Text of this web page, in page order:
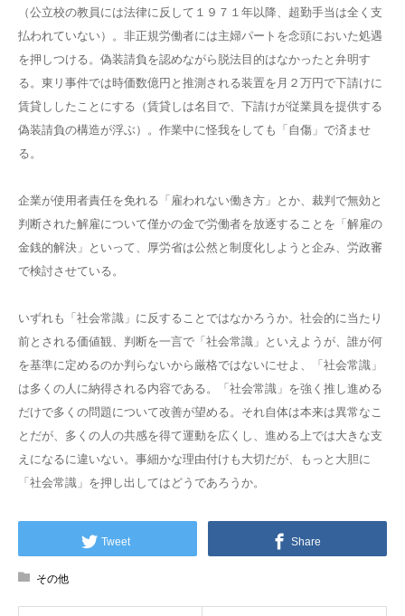
（公立校の教員には法律に反して１９７１年以降、超勤手当は全く支
払われていない）。非正規労働者には主婦パートを念頭においた処遇
を押しつける。偽装請負を認めながら脱法目的はなかったと弁明す
る。東リ事件では時価数億円と推測される装置を月２万円で下請けに
賃貸ししたことにする（賃貸しは名目で、下請けが従業員を提供する
偽装請負の構造が浮ぶ）。作業中に怪我をしても「自傷」で済ませ
る。
企業が使用者責任を免れる「雇われない働き方」とか、裁判で無効と
判断された解雇について僅かの金で労働者を放逐することを「解雇の
金銭的解決」といって、厚労省は公然と制度化しようと企み、労政審
で検討させている。
いずれも「社会常識」に反することではなかろうか。社会的に当たり
前とされる価値観、判断を一言で「社会常識」といえようが、誰が何
を基準に定めるのか判らないから厳格ではないにせよ、「社会常識」
は多くの人に納得される内容である。「社会常識」を強く推し進める
だけで多くの問題について改善が望める。それ自体は本来は異常なこ
とだが、多くの人の共感を得て運動を広くし、進める上では大きな支
えになるに違いない。事細かな理由付けも大切だが、もっと大胆に
「社会常識」を押し出してはどうであろうか。
Tweet Share
その他